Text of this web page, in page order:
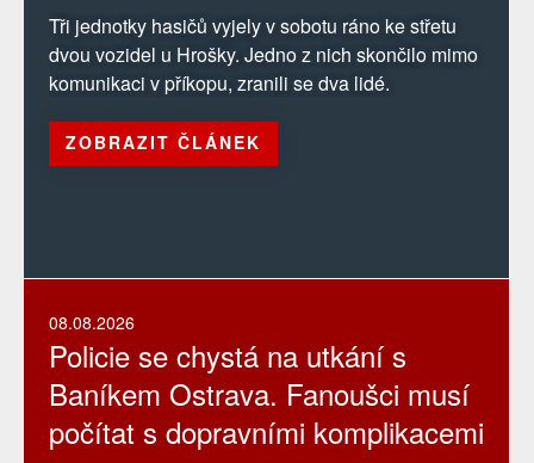
Tři jednotky hasičů vyjely v sobotu ráno ke střetu
dvou vozidel u Hrošky. Jedno z nich skončilo mimo
komunikaci v příkopu, zranili se dva lidé.
ZOBRAZIT ČLÁNEK
08.08.2026
Policie se chystá na utkání s
Baníkem Ostrava. Fanoušci musí
počítat s dopravními komplikacemi